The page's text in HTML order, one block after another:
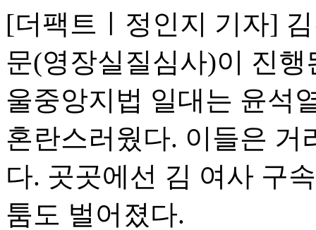
[더팩트ㅣ정인지 기자]
문(영장실질심사)이 진
울중앙지법 일대는 윤석
혼란스러웠다. 이들은
다. 곳곳에선 김 여사 구
툼도 벌어졌다.